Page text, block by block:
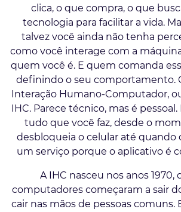
clica, o que compra, o que
tecnologia para facilitar a vida.
talvez você ainda não tenha
como você interage com a
quem você é. E quem comanda
definindo o seu comportamento.
Interação Humano-Computador,
IHC. Parece técnico, mas é
tudo que você faz, desde o
desbloqueia o celular até quando
um serviço porque o aplicativo é
A IHC nasceu nos anos 1970,
computadores começaram a sair
cair nas mãos de pessoas